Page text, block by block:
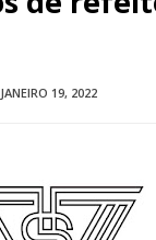
JANEIRO 19, 2022